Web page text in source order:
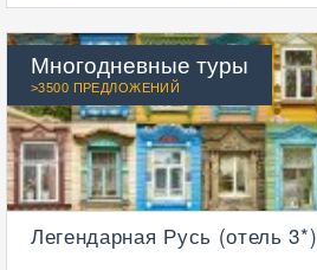
Многодневные туры
>3500 ПРЕДЛОЖЕНИЙ
Легендарная Русь (отель 3*)